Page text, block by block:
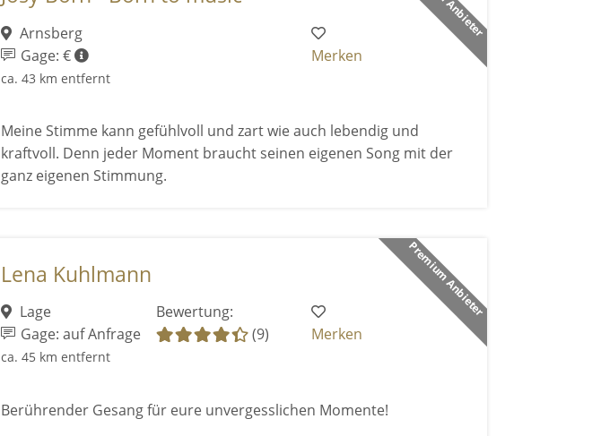
Arnsberg
Gage: €
ca. 43 km entfernt
Merken
Meine Stimme kann gefühlvoll und zart wie auch lebendig und
kraftvoll. Denn jeder Moment braucht seinen eigenen Song mit der
ganz eigenen Stimmung.
Premium Anbieter
Lena Kuhlmann
Lage
Gage: auf Anfrage
ca. 45 km entfernt
Bewertung:
(9)
Merken
Berührender Gesang für eure unvergesslichen Momente!